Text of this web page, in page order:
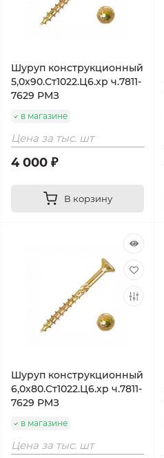
Шуруп конструкционный
5,0х90.Ст1022.Ц6.хр ч.7811-
7629 РМЗ
в магазине
Цена за тыс. шт
4 000 ₽
В корзину
Шуруп конструкционный
6,0х80.Ст1022.Ц6.хр ч.7811-
7629 РМЗ
в магазине
Цена за тыс. шт